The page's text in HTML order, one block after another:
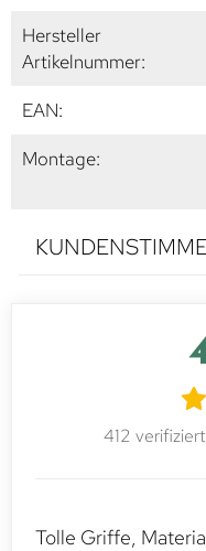
Hersteller
Artikelnummer:
EAN:
Montage:
412
Tolle Griffe,